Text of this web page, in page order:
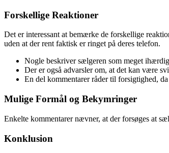
Forskellige Reaktioner
Det er interessant at bemærke de forskellige
uden at der rent faktisk er ringet på deres telefon.
Nogle beskriver sælgeren som meget
Der er også advarsler om, at det kan være
En del kommentarer råder til forsigtighed,
Mulige Formål og Bekymringer
Enkelte kommentarer nævner, at der forsøges at
Konklusion